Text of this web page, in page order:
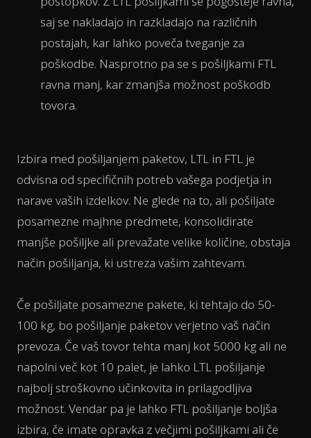
saj se nakladajo in razkladajo na različnih
postajah, kar lahko poveča tveganje za
poškodbe. Nasprotno pa se s pošiljkami FTL
ravna manj, kar zmanjša možnost poškodb
tovora.
Izbira med pošiljanjem paketov, LTL in FTL je
odvisna od specifičnih potreb vašega podjetja in
narave vaših izdelkov. Ne glede na to, ali pošiljate
posamezne majhne predmete, konsolidirate
manjše pošiljke ali prevažate velike količine, obstaja
način pošiljanja, ki ustreza vašim zahtevam.
Če pošiljate posamezne pakete, ki tehtajo do 50-
100 kg, bo pošiljanje paketov verjetno vaš način
prevoza. Če vaš tovor tehta manj kot 5000 kg ali ne
napolni več kot 10 palet, je lahko LTL pošiljanje
najbolj stroškovno učinkovita in prilagodljiva
možnost. Vendar pa je lahko FTL pošiljanje boljša
izbira, če imate opravka z večjimi pošiljkami ali če